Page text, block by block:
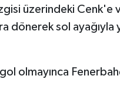
üzerindeki
dönerek sol ayağıyla
olmayınca